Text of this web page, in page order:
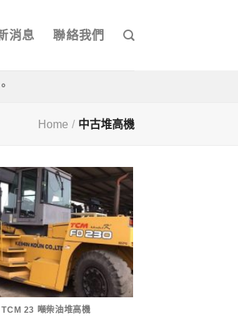
消息 聯絡我們
Home / 中古堆高機
TCM 23 噸柴油堆高機